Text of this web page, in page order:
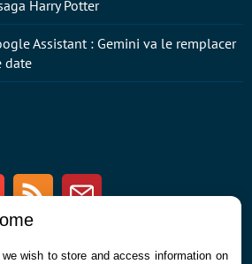
Youtube RSS Newsletter
Harry Potter
Assistant : Gemini va le remplacer
date
, we wish to store and access information on